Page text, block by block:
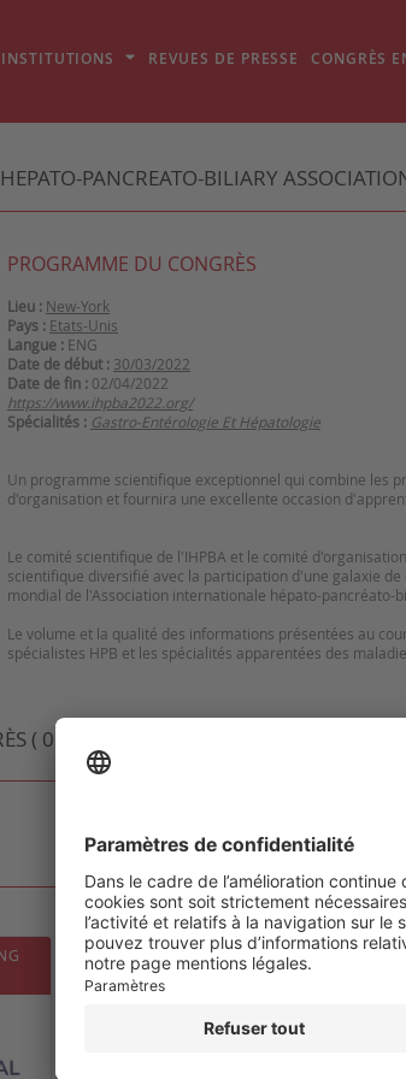
INSTITUTIONS REVUES DE PRESSE CONGRÈS
PANCREATO-BILIARY
PROGRAMME DU CONGRÈS
Lieu : New-York
Pays : Etats-Unis
Langue : ENG
Date de début : 30/03/2022
Date de fin : 02/04/2022
https://www.ihpba2022.org/
Spécialités : Gastro-Entérologie Et Hépatologie
Un programme scientifique exceptionnel qui combine les
d'organisation et fournira une excellente occasion
Le comité scientifique de l'IHPBA et le comité
scientifique diversifié avec la participation d'une galaxie
mondial de l'Association internationale hépato-pancréato-
Le volume et la qualité des informations présentées au
( 0 VIDÉO )
EASL LIVER CANCER SUMMIT 2027